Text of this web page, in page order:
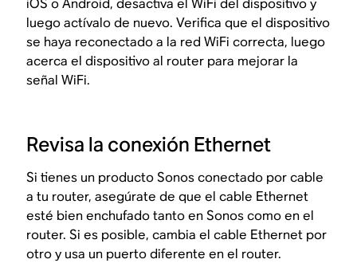
luego actívalo de nuevo. Verifica que el dispositivo
se haya reconectado a la red WiFi correcta, luego
acerca el dispositivo al router para mejorar la
señal WiFi.
Revisa la conexión Ethernet
Si tienes un producto Sonos conectado por cable
a tu router, asegúrate de que el cable Ethernet
esté bien enchufado tanto en Sonos como en el
router. Si es posible, cambia el cable Ethernet por
otro y usa un puerto diferente en el router.